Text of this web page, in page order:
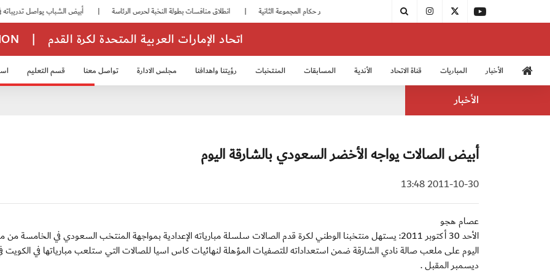
أبيض الشباب يواصل تدريباته في معسكره بأبوظبي | انطلاق منافسات بطولة النخبة لحرس الرئاسة | |
| اتحاد الإمارات العربية المتحدة لكرة القدم
الأخبار المباريات قناة الاتحاد الأندية المسابقات المنتخبات رؤيتنا واهدافنا مجلس الادارة تواصل معنا قسم التعليم
الأخبار
أبيض الصالات يواجه الأخضر السعودي بالشارقة اليوم
2011-10-30 13:48
عصام هجو
الأحد 30 أكتوبر 2011: يستهل منتخبنا الوطني لكرة قدم الصالات سلسلة مبارياته الإعدادية بمواجهة المنتخب السعودي في الخامسة
اليوم على ملعب صالة نادي الشارقة ضمن استعداداته للتصفيات المؤهلة لنهائيات كاس اسيا للصالات التي ستلعب مبارياتها في الكويت
ديسمبر المقبل .